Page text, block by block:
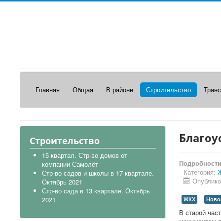
Главная Общая В районе Строительство
Строительство
15 квартал. Стр-во домов от
компании Самолёт
Стр-во садов и школы в 17 квартале.
Октябрь 2021
Стр-во сада в 13 квартале. Октябрь
2021
Подробности
Категория:
ЖКХ
В старой